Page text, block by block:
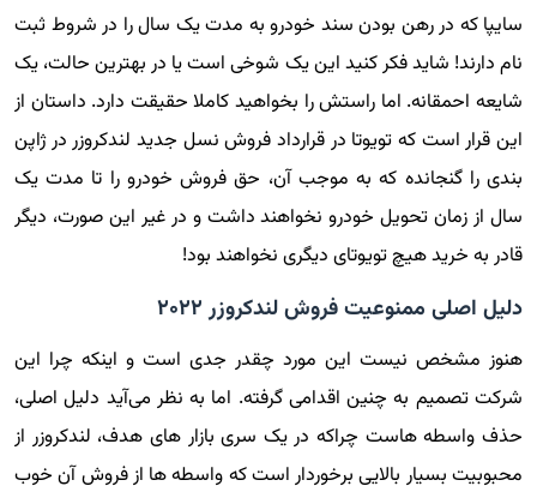
سایپا که در رهن بودن سند خودرو به مدت یک سال را در شروط ثبت
نام دارند! شاید فکر کنید این یک شوخی است یا در بهترین حالت، یک
شایعه احمقانه. اما راستش را بخواهید کاملا حقیقت دارد. داستان از
این قرار است که تویوتا در قرارداد فروش نسل جدید لندکروزر در ژاپن
بندی را گنجانده که به موجب آن، حق فروش خودرو را تا مدت یک
سال از زمان تحویل خودرو نخواهند داشت و در غیر این صورت، دیگر
قادر به خرید هیچ تویوتای دیگری نخواهند بود!
دلیل اصلی ممنوعیت فروش لندکروزر ۲۰۲۲
هنوز مشخص نیست این مورد چقدر جدی است و اینکه چرا این
شرکت تصمیم به چنین اقدامی گرفته. اما به نظر می‌آید دلیل اصلی،
حذف واسطه هاست چراکه در یک سری بازار های هدف، لندکروزر از
محبوبیت بسیار بالایی برخوردار است که واسطه ها از فروش آن خوب